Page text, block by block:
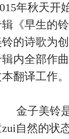
年秋天开
《早生的
的诗歌为
内全部作
翻译工作。
铃是活跃
zui自然的状